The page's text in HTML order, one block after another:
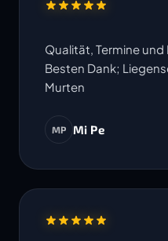
Qualität, Termine
Besten Dank;
Murten
MP Mi Pe